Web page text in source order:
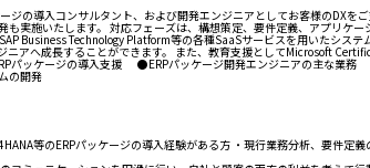
ジの導入コンサルタント、および開発エンジニアとしてお客様のDX
実施いたします。 対応フェーズは、構想策定、要件定義、アプリ
Business Technology Platform等の各種SaaSサービスを用いたシス
ニアへ成長することができます。 また、教育支援としてMicrosoft
ッケージの導入支援 ●ERPパッケージ開発エンジニアの主な業務
の開発
等のERPパッケージの導入経験がある方 ・現行業務分析、要件